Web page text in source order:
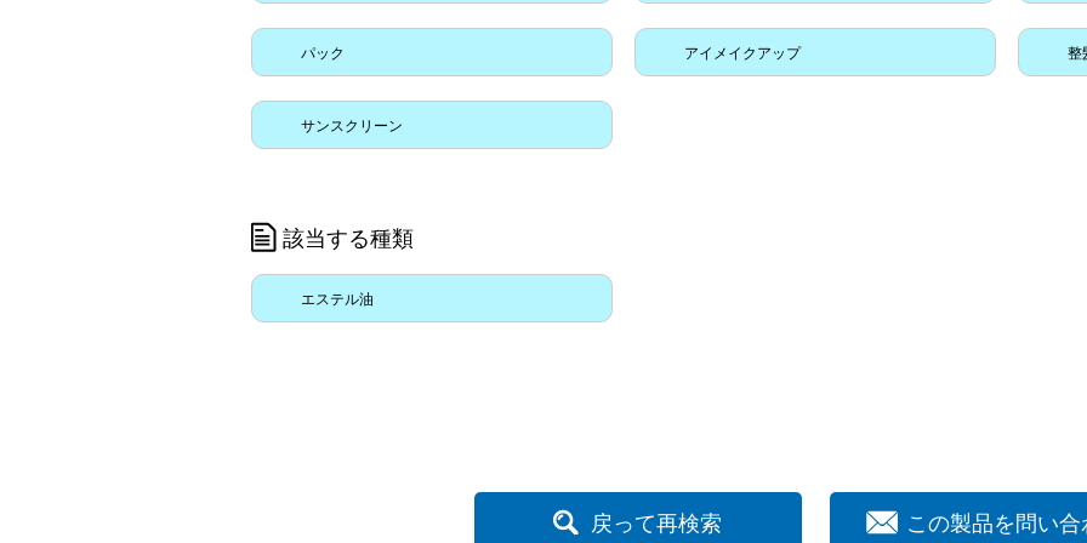
パック アイメイクアップ 整
サンスクリーン
該当する種類
エステル油
戻って再検索 この製品を問い合